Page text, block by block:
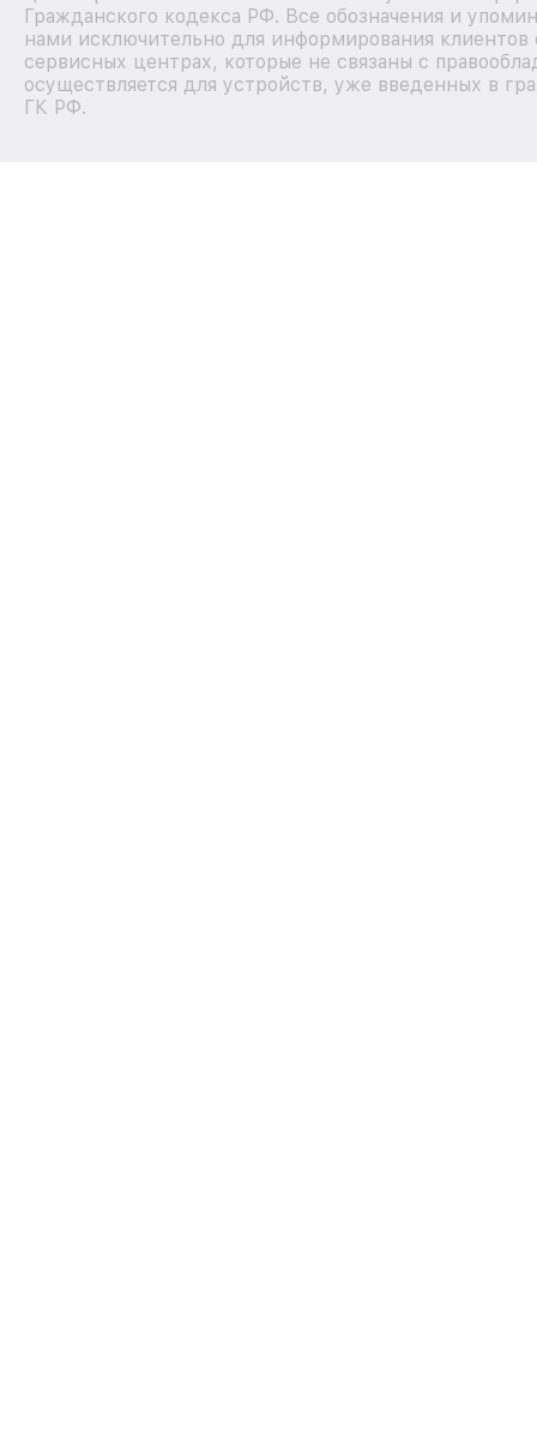
Гражданского кодекса РФ. Все обозначения и
нами исключительно для информирования
сервисных центрах, которые не связаны с
осуществляется для устройств, уже введенных в
ГК РФ.